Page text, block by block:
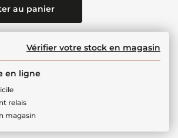
au panier
Vérifier votre stock en magasin
en ligne
relais
magasin